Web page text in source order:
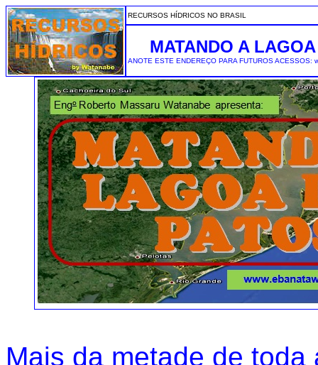
RECURSOS HÍDRICOS NO BRASIL
MATANDO A
ANOTE ESTE ENDEREÇO PARA FUTUROS
Mais da metade de